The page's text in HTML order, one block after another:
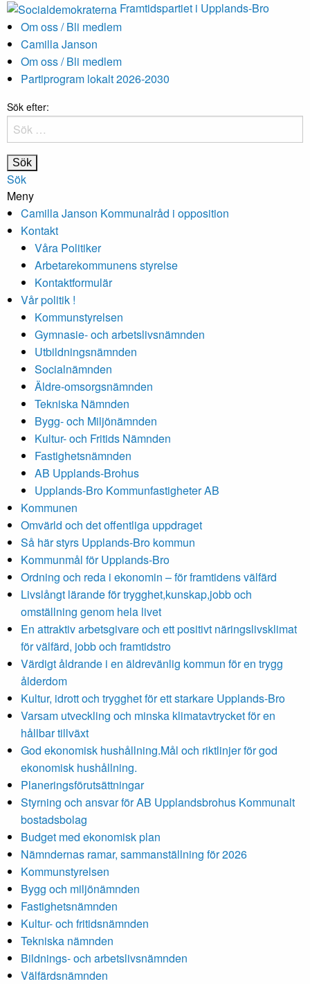
Framtidspartiet i Upplands-Bro
Om oss / Bli medlem
Camilla Janson
Om oss / Bli medlem
Partiprogram lokalt 2026-2030
Sök efter:
Sök
Meny
Camilla Janson Kommunalråd i opposition
Kontakt
Våra Politiker
Arbetarekommunens styrelse
Kontaktformulär
Vår politik !
Kommunstyrelsen
Gymnasie- och arbetslivsnämnden
Utbildningsnämnden
Socialnämnden
Äldre-omsorgsnämnden
Tekniska Nämnden
Bygg- och Miljönämnden
Kultur- och Fritids Nämnden
Fastighetsnämnden
AB Upplands-Brohus
Upplands-Bro Kommunfastigheter AB
Kommunen
Omvärld och det offentliga uppdraget
Så här styrs Upplands-Bro kommun
Kommunmål för Upplands-Bro
Ordning och reda i ekonomin – för framtidens välfärd
Livslångt lärande för trygghet,kunskap,jobb och
omställning genom hela livet
En attraktiv arbetsgivare och ett positivt näringslivsklimat
för välfärd, jobb och framtidstro
Värdigt åldrande i en äldrevänlig kommun för en trygg
ålderdom
Kultur, idrott och trygghet för ett starkare Upplands-Bro
Varsam utveckling och minska klimatavtrycket för en
hållbar tillväxt
God ekonomisk hushållning.Mål och riktlinjer för god
ekonomisk hushållning.
Planeringsförutsättningar
Styrning och ansvar för AB Upplandsbrohus Kommunalt
bostadsbolag
Budget med ekonomisk plan
Nämndernas ramar, sammanställning för 2026
Kommunstyrelsen
Bygg och miljönämnden
Fastighetsnämnden
Kultur- och fritidsnämnden
Tekniska nämnden
Bildnings- och arbetslivsnämnden
Välfärdsnämnden